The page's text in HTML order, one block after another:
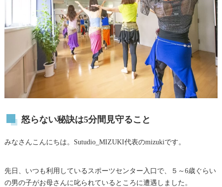
怒らない秘訣は5分間見守ること
みなさんこんにちは。Sutudio_MIZUKI代表のmizukiです。
先日、いつも利用しているスポーツセンター入口で、５～6歳ぐらい
の男の子がお母さんに叱られているところに遭遇しました。